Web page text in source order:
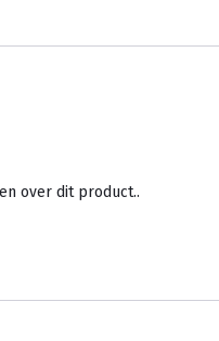
over dit product..